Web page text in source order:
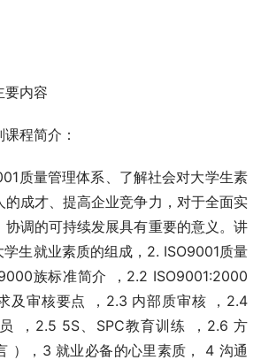
要内容
程简介：
质量管理体系、了解社会对大学生素
的成才、提高企业竞争力，对于全面实
协调的可持续发展具有重要的意义。讲
学生就业素质的组成，2. ISO9001质量
族标准简介 ，2.2 ISO9001:2000
及审核要点 ，2.3 内部质审核 ，2.4
，2.5 5S、SPC教育训练 ，2.6 方
），3 就业必备的心里素质， 4 沟通